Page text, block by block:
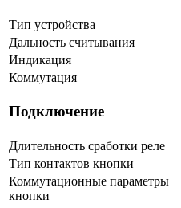
Тип устройства
Дальность считывания
Индикация
Коммутация
Подключение
Длительность сработки реле
Тип контактов кнопки
Коммутационные параметры
кнопки